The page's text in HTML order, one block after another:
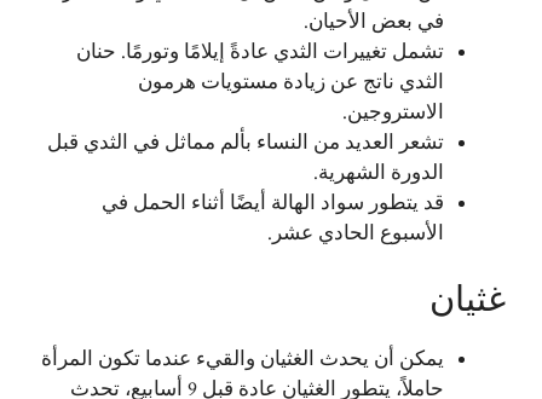
في بعض الأحيان.
تشمل تغييرات الثدي عادةً إيلامًا وتورمًا. حنان
الثدي ناتج عن زيادة مستويات هرمون
الاستروجين.
تشعر العديد من النساء بألم مماثل في الثدي قبل
الدورة الشهرية.
قد يتطور سواد الهالة أيضًا أثناء الحمل في
الأسبوع الحادي عشر.
غثيان
يمكن أن يحدث الغثيان والقيء عندما تكون المرأة
حاملاً، يتطور الغثيان عادة قبل 9 أسابيع، تحدث